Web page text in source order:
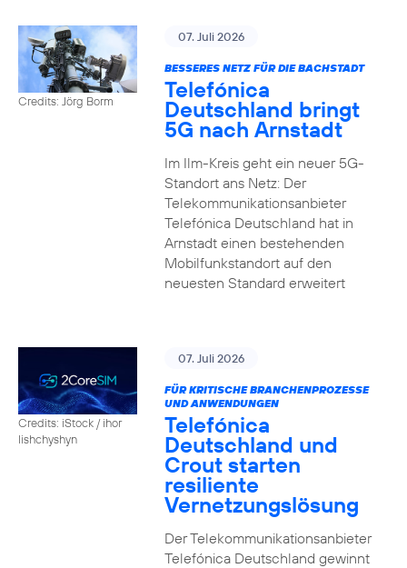
Credits: Jörg Borm
07. Juli 2026
BESSERES NETZ FÜR DIE BACHSTADT
Telefónica
Deutschland bringt
5G nach Arnstadt
Im Ilm-Kreis geht ein neuer 5G-
Standort ans Netz: Der
Telekommunikationsanbieter
Telefónica Deutschland hat in
Arnstadt einen bestehenden
Mobilfunkstandort auf den
neuesten Standard erweitert
Credits: iStock / ihor
lishchyshyn
07. Juli 2026
FÜR KRITISCHE BRANCHENPROZESSE
UND ANWENDUNGEN
Telefónica
Deutschland und
Crout starten
resiliente
Vernetzungslösung
Der Telekommunikationsanbieter
Telefónica Deutschland gewinnt